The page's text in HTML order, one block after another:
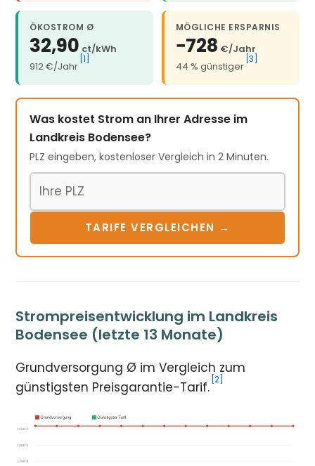
ÖKOSTROM Ø
32,90 ct/kWh
912 €/Jahr
[1]
MÖGLICHE ERSPARNIS
−728 €/Jahr
44 % günstiger
[3]
Was kostet Strom an Ihrer Adresse im
Landkreis Bodensee?
PLZ eingeben, kostenloser Vergleich in 2 Minuten.
TARIFE VERGLEICHEN →
Strompreisentwicklung im Landkreis
Bodensee (letzte 13 Monate)
Grundversorgung Ø im Vergleich zum
günstigsten Preisgarantie-Tarif. [2]